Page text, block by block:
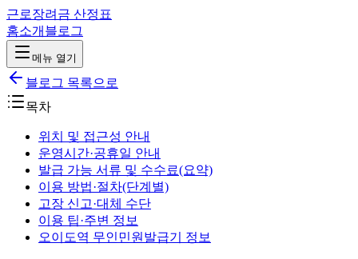
근로장려금 산정표
홈소개 블로그
메뉴 열기
블로그 목록으로
목차
위치 및 접근성 안내
운영시간·공휴일 안내
발급 가능 서류 및 수수료(요약)
이용 방법·절차(단계별)
고장 신고·대체 수단
이용 팁·주변 정보
오이도역 무인민원발급기 정보